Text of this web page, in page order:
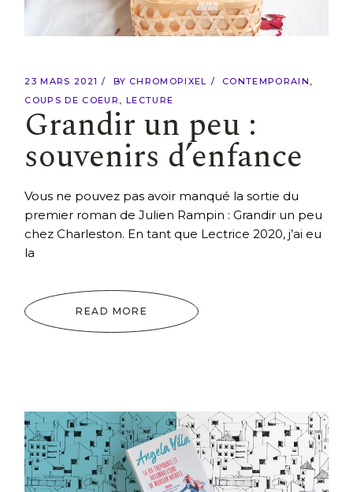
23 MARS 2021 BY CHROMOPIXEL
CONTEMPORAIN
COUPS DE COEUR
LECTURE
Grandir un peu :
souvenirs d’enfance
Vous ne pouvez pas avoir manqué la sortie du
premier roman de Julien Rampin : Grandir un peu
chez Charleston. En tant que Lectrice 2020, j’ai eu
la
READ MORE